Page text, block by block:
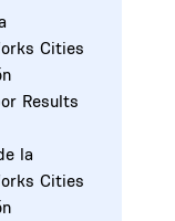
Cities
Results
la
Cities